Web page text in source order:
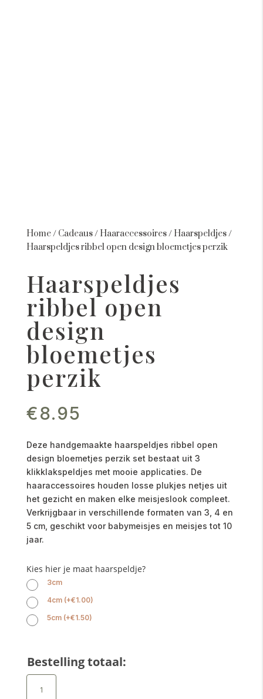
Home/ Cadeaus/ Haaraccessoires/ Haarspeldjes/
Haarspeldjes ribbel open design bloemetjes perzik
Haarspeldjes
ribbel open
design
bloemetjes
perzik
€8.95
Deze handgemaakte haarspeldjes ribbel open
design bloemetjes perzik set bestaat uit 3
klikklakspeldjes met mooie applicaties. De
haaraccessoires houden losse plukjes netjes uit
het gezicht en maken elke meisjeslook compleet.
Verkrijgbaar in verschillende formaten van 3, 4 en
5 cm, geschikt voor babymeisjes en meisjes tot 10
jaar.
Kies hier je maat haarspeldje?
3cm
4cm (+€1.00)
5cm (+€1.50)
Bestelling totaal:
Haarspeldjes
open